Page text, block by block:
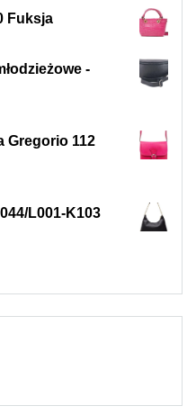
Fuksja
-
Gregorio 112
L001-K103